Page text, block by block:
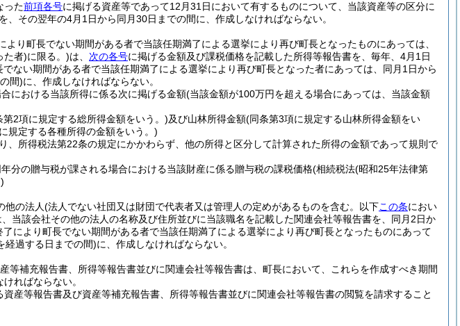
った前項各号に掲げる資産等であって12月31日において有するものについて、当該資産等の区分に
、その翌年の4月1日から同月30日までの間に、作成しなければならない。
より町長でない期間がある者で当該任期満了による選挙により再び町長となったものにあっては、
た者)に限る。)は、 次の各号に掲げる金額及び課税価格を記載した所得等報告書を、毎年、4月1日
ない期間がある者で当該任期満了による選挙により再び町長となった者にあっては、同月1日から
間)に、作成しなければならない。
における当該所得に係る次に掲げる金額(当該金額が100万円を超える場合にあっては、当該金額
第2項に規定する総所得金額をいう。)及び山林所得金額(同条第3項に規定する山林所得金額をい
規定する各種所得の金額をいう。)
、所得税法第22条の規定にかかわらず、他の所得と区分して計算された所得の金額であって規則で
分の贈与税が課される場合における当該財産に係る贈与税の課税価格(相続税法(昭和25年法律第
他の法人(法人でない社団又は財団で代表者又は管理人の定めがあるものを含む。以下この条におい
当該会社その他の法人の名称及び住所並びに当該職名を記載した関連会社等報告書を、同月2日か
により町長でない期間がある者で当該任期満了による選挙により再び町長となったものにあって
経過する日までの間)に、作成しなければならない。
等補充報告書、所得等報告書並びに関連会社等報告書は、町長において、これらを作成すべき期間
ればならない。
産等報告書及び資産等補充報告書、所得等報告書並びに関連会社等報告書の閲覧を請求すること